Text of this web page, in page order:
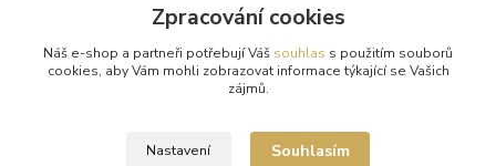
Obchodní podmínky
Ochrana osobních údajů
Kontakty
Reklamační řád
Zpracování cookies
Náš e-shop a partneři potřebují Váš souhlas s použitím souborů
cookies, aby Vám mohli zobrazovat informace týkající se Vašich
zájmů.
Nastavení Souhlasím